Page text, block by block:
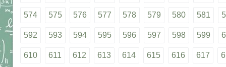
574 575 576 577 578 579 580 581
592 593 594 595 596 597 598 599
610 611 612 613 614 615 616 617